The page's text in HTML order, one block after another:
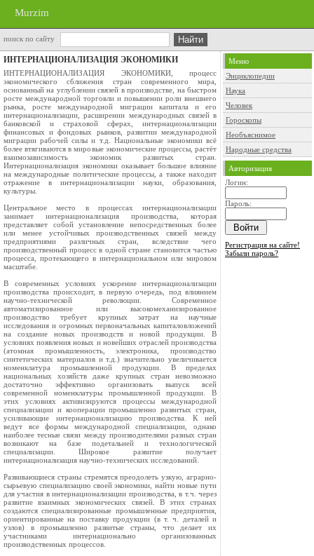
Murzim
поиск по сайту
ИНТЕРНАЦИОНАЛИЗАЦИЯ ЭКОНОМИКИ
ИНТЕРНАЦИОНАЛИЗАЦИЯ ЭКОНОМИКИ, процесс
экономического сближения стран современного мира,
основанный на углублении связей в производстве, на быстром
росте международной торговли и повышении роли внешнего
рынка, росте международной миграции капитала и его
интернационализации, расширении международных связей в
банковской и страховой сферах, интернационализации
финансовых и фондовых рынков, развитии международной
миграции рабочей силы и т.д. Национальные экономики всё
более втягиваются в мировые экономические процессы, растёт
взаимозависимость экономик развитых стран.
Интернационализация экономики оказывает большое влияние
на международные политические процессы, а также находит
отражение в интернационализации науки, образования,
культуры.
Центральное место в процессах интернационализации
занимает интернационализация производства, которая
представляет собой установление непосредственных более
или менее устойчивых производственных связей между
предприятиями различных стран, вследствие чего
производственный процесс в одной стране становится частью
процесса, протекающего в интернациональном или мировом
масштабе.
В современных условиях ускорение интернационализации
производства происходит, в первую очередь, под влиянием
научно-технической революции. Современное
автоматизированное или высокомеханизированное
производство требует крупных затрат на научные
исследования и огромных первоначальных капиталовложений
на создание новых производств и новой продукции. В
условиях появления новых и новейших отраслей производства
(атомная промышленность, электроника, производство
синтетических материалов и т.д.) значительно увеличивается
номенклатура промышленной продукции. В пределах
национальных хозяйств даже крупных стран невозможно
достаточно эффективно организовать выпуск всей
современной номенклатуры промышленной продукции. В
этих условиях активизируются процессы международной
специализации и кооперации промышленно развитых стран,
усиливающие интернационализацию производства. К ней
ведут все формы международной специализации, однако
наиболее тесные связи между производителями разных стран
возникают на базе подетальней и технологической
специализации. Широкое развитие получает
интернационализация научно-технических исследований.
Развивающиеся страны стремятся преодолеть узкую, аграрно-
сырьевую специализацию своей экономики, найти новые пути
для участия в интернационализации производства, в т.ч. через
развитие взаимных экономических связей. В этих странах
создаются специализированные промышленные предприятия,
ориентированные на поставку продукции (в т. ч. деталей и
узлов) в промышленно развитые страны, что делает их
участниками интернационально организованных
производственных процессов.
Меню
Энциклопедии
Наука
Человек
Гороскопы
Необъяснимое
Народные средства
Авторизация
Логин:
Пароль:
Регистрация на сайте!
Забыли пароль?